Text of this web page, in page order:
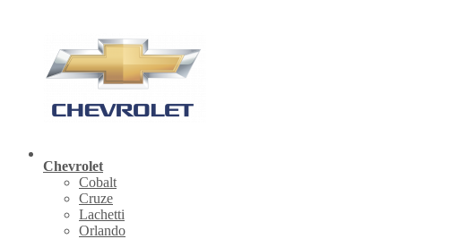
Chevrolet
Cobalt
Cruze
Lachetti
Orlando